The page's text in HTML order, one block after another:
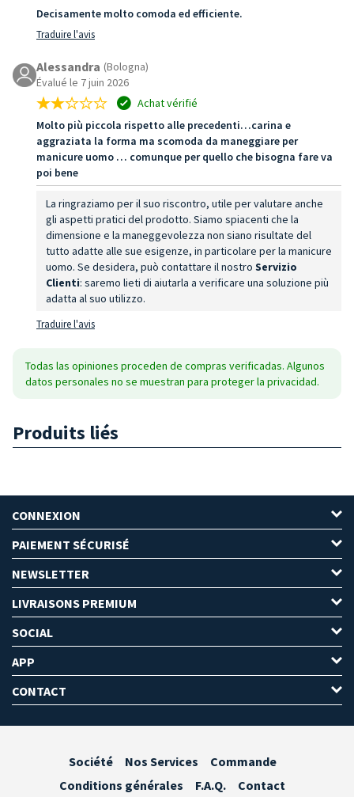
Decisamente molto comoda ed efficiente.
Traduire l'avis
Alessandra (Bologna)
Évalué le 7 juin 2026
Achat vérifié
Molto più piccola rispetto alle precedenti…carina e
aggraziata la forma ma scomoda da maneggiare per
manicure uomo … comunque per quello che bisogna fare va
poi bene
La ringraziamo per il suo riscontro, utile per valutare anche
gli aspetti pratici del prodotto. Siamo spiacenti che la
dimensione e la maneggevolezza non siano risultate del
tutto adatte alle sue esigenze, in particolare per la manicure
uomo. Se desidera, può contattare il nostro Servizio
Clienti: saremo lieti di aiutarla a verificare una soluzione più
adatta al suo utilizzo.
Traduire l'avis
Todas las opiniones proceden de compras verificadas. Algunos
datos personales no se muestran para proteger la privacidad.
Produits liés
CONNEXION
PAIEMENT SÉCURISÉ
NEWSLETTER
LIVRAISONS PREMIUM
SOCIAL
APP
CONTACT
Société Nos Services
Commande
Conditions générales
F.A.Q. Contact